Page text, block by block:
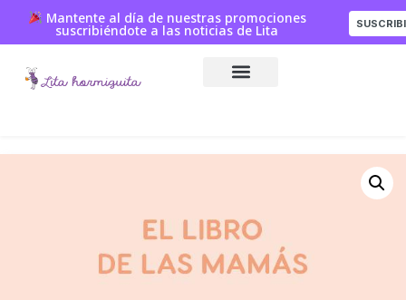
Mantente al día de nuestras promociones
suscribiéndote a las noticias de Lita